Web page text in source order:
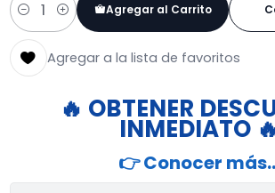
Cantidad
Agregar al Carrito
Agregar a la lista de favoritos
🔥 OBTENER
INMEDIATO
👉 Conocer